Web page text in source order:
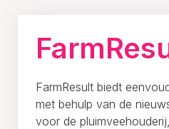
FarmResult biedt
met behulp van de
voor de